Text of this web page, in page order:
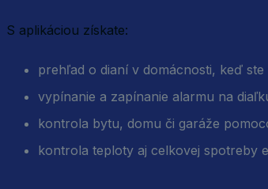
S aplikáciou získate:
prehľad o dianí v domácnosti, keď
vypínanie a zapínanie alarmu na
kontrola bytu, domu či garáže
kontrola teploty aj celkovej spotreby